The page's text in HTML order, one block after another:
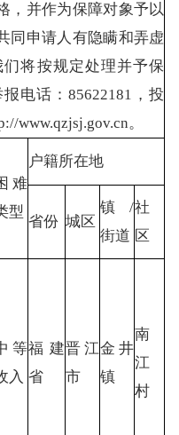
，并作为保障对象予以
同申请人有隐瞒和弄虚
将按规定处理并予保
电话：85622181，投
www.qzjsj.gov.cn。
难
型
户籍所在地
省份 城区
镇/
街道
社
区
等
入
福建
省
晋江
市
金井
镇
南
江
村